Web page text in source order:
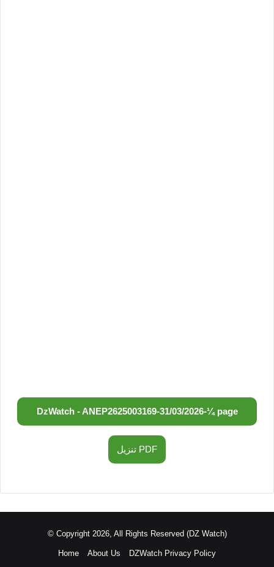
DzWatch - ANEP2625003169-31/03/2026-¼ page
تنزيل PDF
© Copyright 2026, All Rights Reserved (DZ Watch)
Home About Us DZWatch Privacy Policy